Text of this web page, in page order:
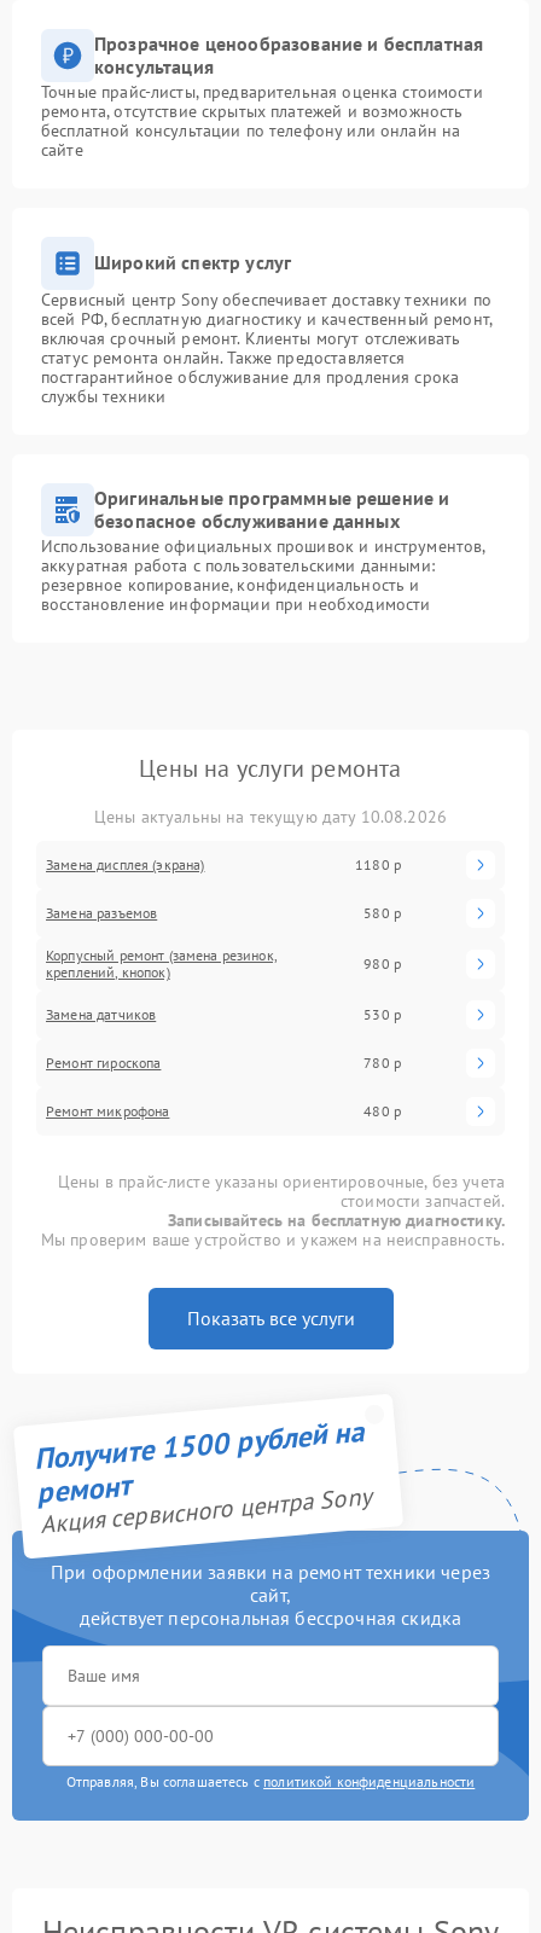
Прозрачное ценообразование и бесплатная
консультация
Точные прайс-листы, предварительная оценка стоимости
ремонта, отсутствие скрытых платежей и возможность
бесплатной консультации по телефону или онлайн на
сайте
Широкий спектр услуг
Сервисный центр Sony обеспечивает доставку техники по
всей РФ, бесплатную диагностику и качественный ремонт,
включая срочный ремонт. Клиенты могут отслеживать
статус ремонта онлайн. Также предоставляется
постгарантийное обслуживание для продления срока
службы техники
Оригинальные программные решение и
безопасное обслуживание данных
Использование официальных прошивок и инструментов,
аккуратная работа с пользовательскими данными:
резервное копирование, конфиденциальность и
восстановление информации при необходимости
Цены на услуги ремонта
Цены актуальны на текущую дату 10.08.2026
Замена дисплея (экрана) 1180 р
Замена разъемов 580 р
Корпусный ремонт (замена резинок,
креплений, кнопок)
980 р
Замена датчиков 530 р
Ремонт гироскопа 780 р
Ремонт микрофона 480 р
Цены в прайс-листе указаны ориентировочные, без учета
стоимости запчастей.
Записывайтесь на бесплатную диагностику.
Мы проверим ваше устройство и укажем на неисправность.
Показать все услуги
Получите 1500 рублей на
ремонт
Акция сервисного центра Sony
При оформлении заявки на ремонт техники через
сайт,
действует персональная бессрочная скидка
Отправляя, Вы соглашаетесь с политикой конфиденциальности